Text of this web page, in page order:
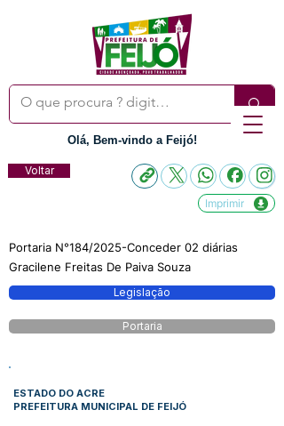
Olá, Bem-vindo a Feijó!
Voltar
Imprimir
Portaria N°184/2025-Conceder 02 diárias
Gracilene Freitas De Paiva Souza
Legislação
Portaria
ESTADO DO ACRE
PREFEITURA MUNICIPAL DE FEIJÓ